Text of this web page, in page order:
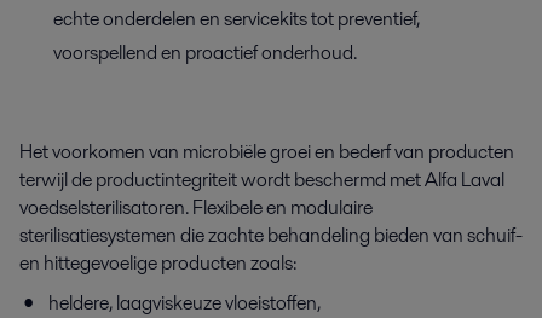
echte onderdelen en servicekits tot preventief,
voorspellend en proactief onderhoud.
Het voorkomen van microbiële groei en bederf van producten
terwijlde productintegriteit wordt beschermd met Alfa Laval
voedselsterilisatoren. Flexibele en modulaire
sterilisatiesystemen die zachte behandeling bieden van schuif-
en hittegevoelige producten zoals:
heldere, laagviskeuze vloeistoffen,